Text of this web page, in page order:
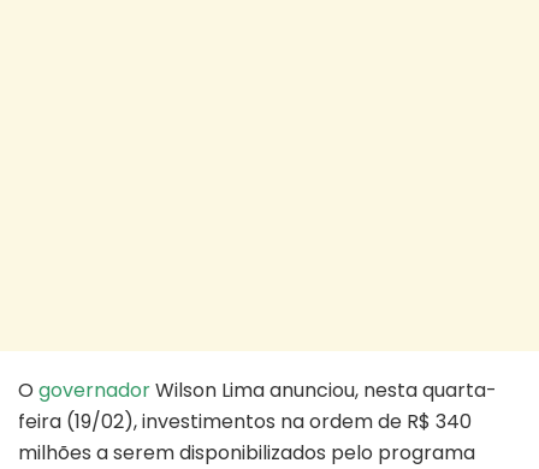
O governadorWilson Lima anunciou, nesta quarta-
feira (19/02), investimentos na ordem de R$ 340
milhões a serem disponibilizados pelo programa